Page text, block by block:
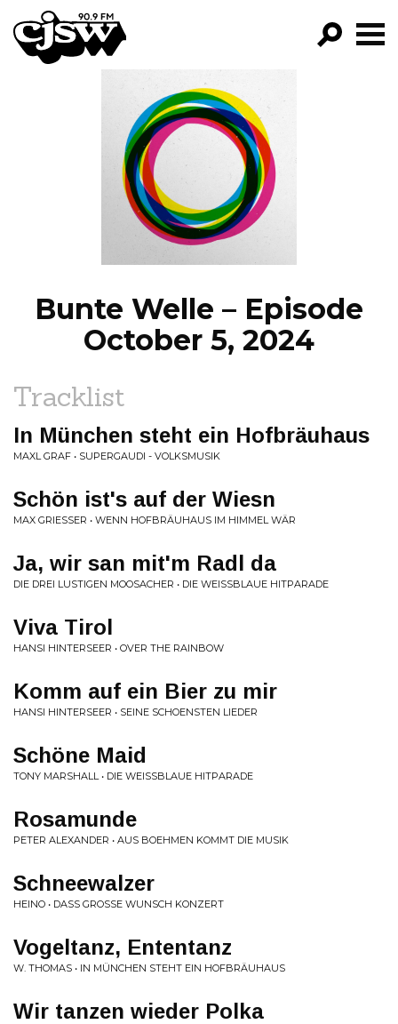
CJSW
FILTER BY:
PROGRAMS
EPISODES
NEWS
Bunte Welle – Episode
October 5, 2024
Tracklist
In München steht ein Hofbräuhaus
MAXL GRAF • SUPERGAUDI - VOLKSMUSIK
Schön ist's auf der Wiesn
MAX GRIESSER • WENN HOFBRÄUHAUS IM HIMMEL WÄR
Ja, wir san mit'm Radl da
DIE DREI LUSTIGEN MOOSACHER • DIE WEISSBLAUE HITPARADE
Viva Tirol
HANSI HINTERSEER • OVER THE RAINBOW
Komm auf ein Bier zu mir
HANSI HINTERSEER • SEINE SCHOENSTEN LIEDER
Schöne Maid
TONY MARSHALL • DIE WEISSBLAUE HITPARADE
Rosamunde
PETER ALEXANDER • AUS BOEHMEN KOMMT DIE MUSIK
Schneewalzer
HEINO • DASS GROSSE WUNSCH KONZERT
Vogeltanz, Ententanz
W. THOMAS • IN MÜNCHEN STEHT EIN HOFBRÄUHAUS
Wir tanzen wieder Polka